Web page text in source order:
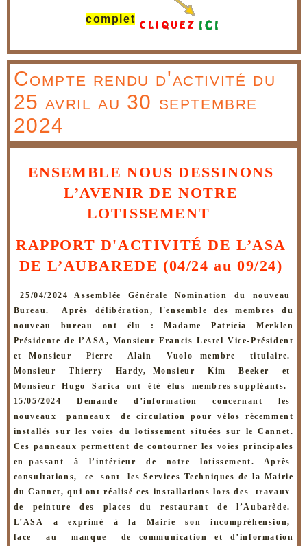
complet
Compte rendu d'activité du
25 avril au 30 septembre
2024
ENSEMBLE NOUS DESSINONS
L’AVENIR DE NOTRE
LOTISSEMENT
RAPPORT D'ACTIVITÉ DE L’ASA
DE L’AUBAREDE (04/24 au 09/24)
25/04/2024 Assemblée Générale Nomination du nouveau
Bureau. Après délibération, l'ensemble des membres du
nouveau bureau ont élu : MadamePatricia Merklen
Présidente de l’ASA, Monsieur Francis Lestel Vice-Président
etMonsieur Pierre Alain Vuolo membre titulaire.
Monsieur Thierry Hardy, Monsieur Kim Beeker et
Monsieur Hugo Sarica ont été élus membressuppléants.
15/05/2024 Demande d’information concernant les
nouveaux panneaux decirculation pour vélos récemment
installés sur les voies du lotissement situéessur le Cannet.
Ces panneaux permettent de contourner les voies principales
en passant à l’intérieur de notre lotissement. Après
consultations, ce sont lesServices Techniques de la Mairie
du Cannet, qui ont réalisé ces installations lorsdes travaux
de peinture des places du restaurant de l’Aubarède.
L’ASA a exprimé à la Mairie son incompréhension,
face au manque de communication et d’information